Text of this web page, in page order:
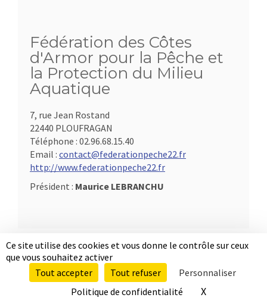
Ce site utilise des cookies et vous donne le contrôle sur ceux
que vous souhaitez activer
Tout accepter
Tout refuser
Personnaliser
Politique de confidentialité
X
Fédération des Côtes
d'Armor pour la Pêche et
la Protection du Milieu
Aquatique
7, rue Jean Rostand
22440 PLOUFRAGAN
Téléphone : 02.96.68.15.40
Email : contact@federationpeche22.fr
http://www.federationpeche22.fr
Président : Maurice LEBRANCHU